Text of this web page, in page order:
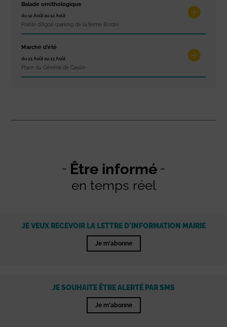
Balade ornithologique
du 12 Août au 12 Août
Pointe d'Agon (parking de la ferme Borde)
Marché d’été
du 13 Août au 13 Août
Place du Général de Gaulle
Être informé
en temps réel
JE VEUX RECEVOIR LA LETTRE D'INFORMATION MAIRIE
Je m'abonne
JE SOUHAITE ÊTRE ALERTÉ PAR SMS
Je m'abonne